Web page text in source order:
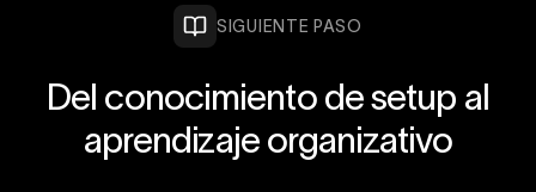
SIGUIENTE PASO
Del conocimiento de setup al
aprendizaje organizativo